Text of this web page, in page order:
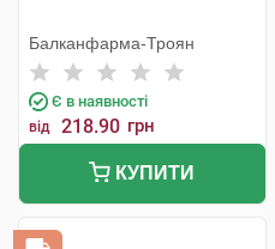
Балканфарма-Троян
Є в наявності
від 218.90 грн
КУПИТИ